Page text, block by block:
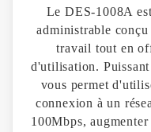
Le DES-1008A
administrable
travail tout en
d'utilisation.
vous permet
connexion à un
100Mbps,